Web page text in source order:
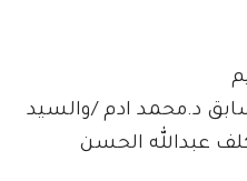
د.محمد ادم /والسيد
عبدالله الحسن